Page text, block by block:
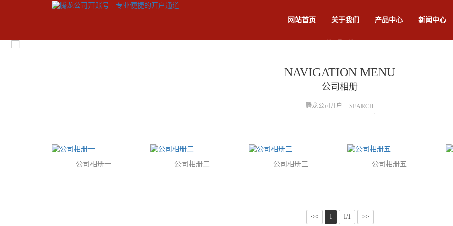
网站首页 关于我们 产品中心 新闻中心
NAVIGATION MENU
公司相册
SEARCH
公司相册一 公司相册二 公司相册三 公司相册五
<< 1 1/1 >>